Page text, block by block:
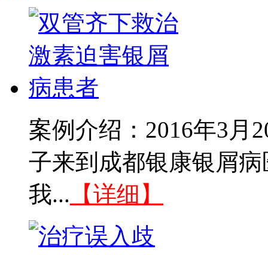
案例介绍：2016年3月
子来到成都银康银屑
我... 【详细】